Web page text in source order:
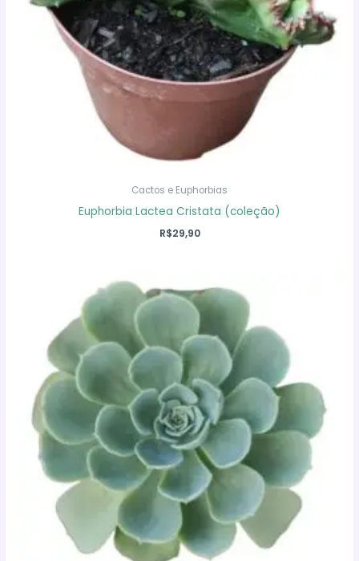
Cactos e Euphorbias
Euphorbia Lactea Cristata (coleção)
R$29,90